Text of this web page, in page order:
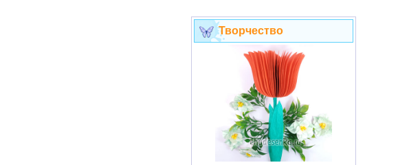
Творчество